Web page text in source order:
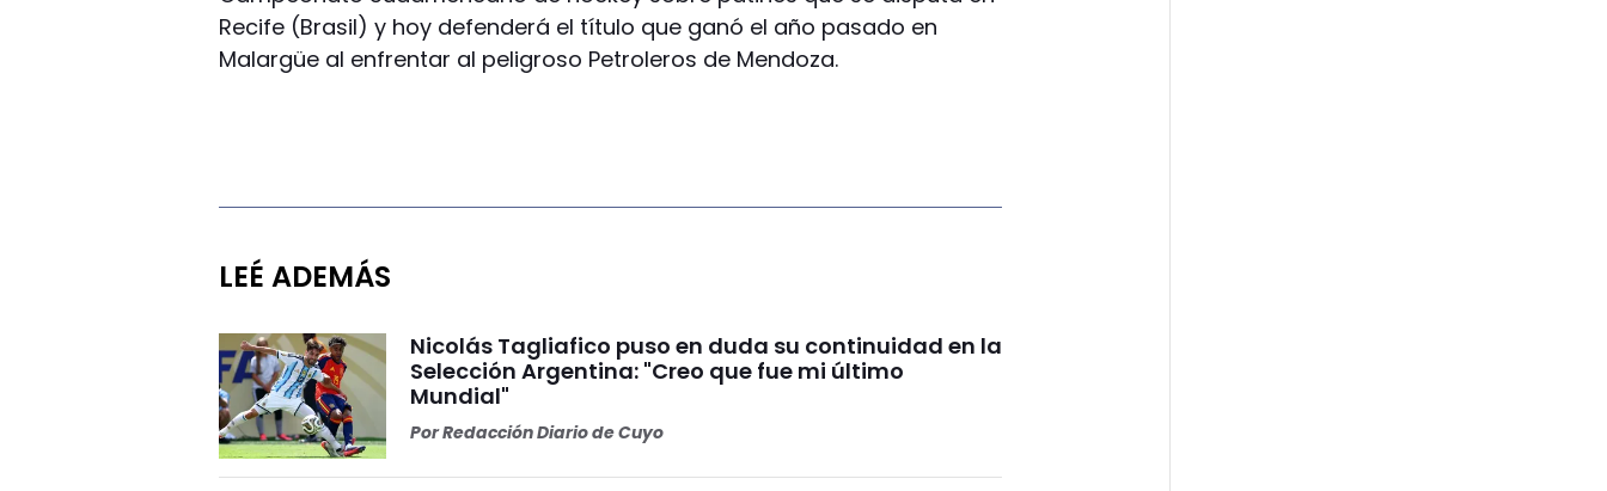
Recife (Brasil) y hoy defenderá el título que ganó el año pasado en
Malargüe al enfrentar al peligroso Petroleros de Mendoza.
LEÉ ADEMÁS
Nicolás Tagliafico puso en duda su continuidad en la
Selección Argentina: "Creo que fue mi último
Mundial"
PorRedacción Diario de Cuyo